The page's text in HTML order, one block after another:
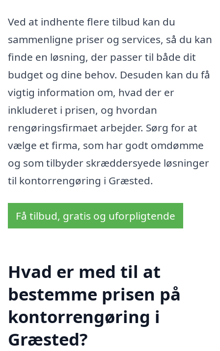
Ved at indhente flere tilbud kan du
sammenligne priser og services, så du kan
finde en løsning, der passer til både dit
budget og dine behov. Desuden kan du få
vigtig information om, hvad der er
inkluderet i prisen, og hvordan
rengøringsfirmaet arbejder. Sørg for at
vælge et firma, som har godt omdømme
og som tilbyder skræddersyede løsninger
til kontorrengøring i Græsted.
Få tilbud, gratis og uforpligtende
Hvad er med til at
bestemme prisen på
kontorrengøring i
Græsted?